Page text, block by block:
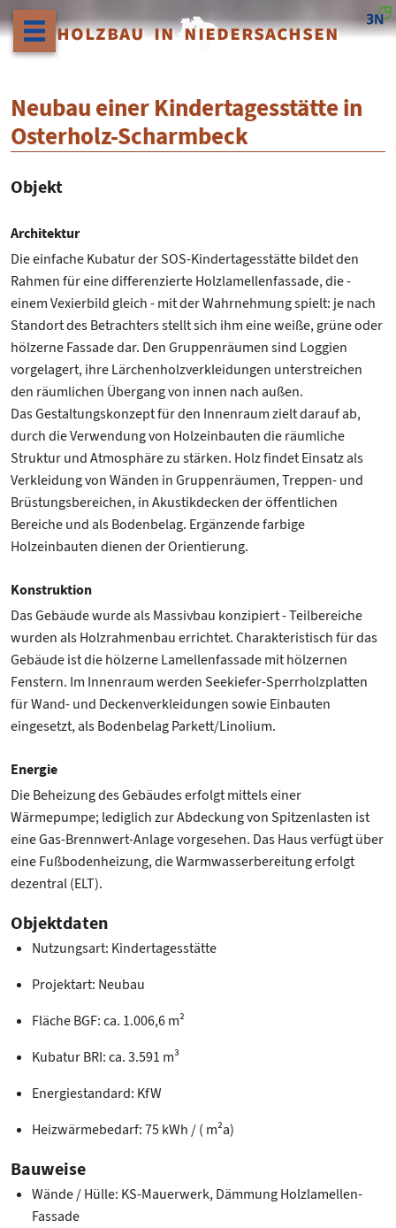
HOLZBAU IN NIEDERSACHSEN
Neubau einer Kindertagesstätte in
Osterholz-Scharmbeck
Objekt
Architektur
Die einfache Kubatur der SOS-Kindertagesstätte bildet den
Rahmen für eine differenzierte Holzlamellenfassade, die -
einem Vexierbild gleich - mit der Wahrnehmung spielt: je nach
Standort des Betrachters stellt sich ihm eine weiße, grüne oder
hölzerne Fassade dar. Den Gruppenräumen sind Loggien
vorgelagert, ihre Lärchenholzverkleidungen unterstreichen
den räumlichen Übergang von innen nach außen.
Das Gestaltungskonzept für den Innenraum zielt darauf ab,
durch die Verwendung von Holzeinbauten die räumliche
Struktur und Atmosphäre zu stärken. Holz findet Einsatz als
Verkleidung von Wänden in Gruppenräumen, Treppen- und
Brüstungsbereichen, in Akustikdecken der öffentlichen
Bereiche und als Bodenbelag. Ergänzende farbige
Holzeinbauten dienen der Orientierung.
Konstruktion
Das Gebäude wurde als Massivbau konzipiert - Teilbereiche
wurden als Holzrahmenbau errichtet. Charakteristisch für das
Gebäude ist die hölzerne Lamellenfassade mit hölzernen
Fenstern. Im Innenraum werden Seekiefer-Sperrholzplatten
für Wand- und Deckenverkleidungen sowie Einbauten
eingesetzt, als Bodenbelag Parkett/Linolium.
Energie
Die Beheizung des Gebäudes erfolgt mittels einer
Wärmepumpe; lediglich zur Abdeckung von Spitzenlasten ist
eine Gas-Brennwert-Anlage vorgesehen. Das Haus verfügt über
eine Fußbodenheizung, die Warmwasserbereitung erfolgt
dezentral (ELT).
Objektdaten
Nutzungsart: Kindertagesstätte
Projektart: Neubau
Fläche BGF: ca. 1.006,6 m²
Kubatur BRI: ca. 3.591 m³
Energiestandard: KfW
Heizwärmebedarf: 75 kWh / ( m²a)
Bauweise
Wände / Hülle: KS-Mauerwerk, Dämmung Holzlamellen-
Fassade